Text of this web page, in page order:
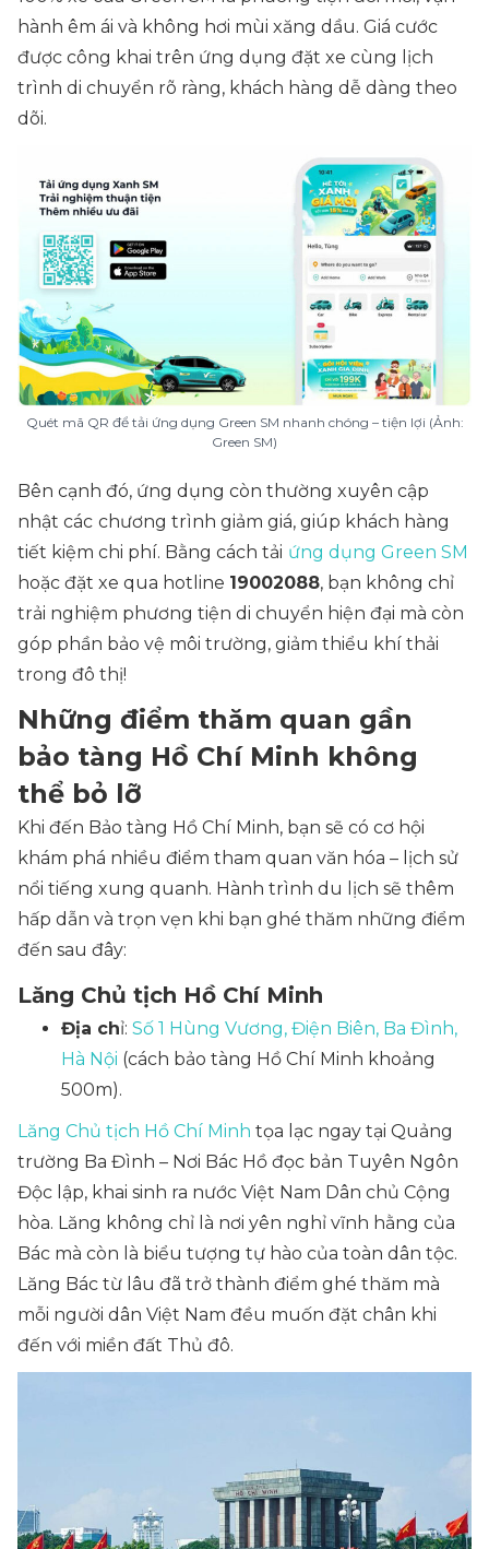
hành êm ái và không hơi mùi xăng dầu. Giá cước
được công khai trên ứng dụng đặt xe cùng lịch
trình di chuyển rõ ràng, khách hàng dễ dàng theo
dõi.
Quét mã QR để tải ứng dụng Green SM nhanh chóng – tiện lợi (Ảnh:
Green SM)
Bên cạnh đó, ứng dụng còn thường xuyên cập
nhật các chương trình giảm giá, giúp khách hàng
tiết kiệm chi phí. Bằng cách tải ứng dụng Green SM
hoặc đặt xe qua hotline 19002088, bạn không chỉ
trải nghiệm phương tiện di chuyển hiện đại mà còn
góp phần bảo vệ môi trường, giảm thiểu khí thải
trong đô thị!
Những điểm thăm quan gần
bảo tàng Hồ Chí Minh không
thể bỏ lỡ
Khi đến Bảo tàng Hồ Chí Minh, bạn sẽ có cơ hội
khám phá nhiều điểm tham quan văn hóa – lịch sử
nổi tiếng xung quanh. Hành trình du lịch sẽ thêm
hấp dẫn và trọn vẹn khi bạn ghé thăm những điểm
đến sau đây:
Lăng Chủ tịch Hồ Chí Minh
Địa chỉ: Số 1 Hùng Vương, Điện Biên, Ba Đình,
Hà Nội (cách bảo tàng Hồ Chí Minh khoảng
500m).
Lăng Chủ tịch Hồ Chí Minh tọa lạc ngay tại Quảng
trường Ba Đình – Nơi Bác Hồ đọc bản Tuyên Ngôn
Độc lập, khai sinh ra nước Việt Nam Dân chủ Cộng
hòa. Lăng không chỉ là nơi yên nghỉ vĩnh hằng của
Bác mà còn là biểu tượng tự hào của toàn dân tộc.
Lăng Bác từ lâu đã trở thành điểm ghé thăm mà
mỗi người dân Việt Nam đều muốn đặt chân khi
đến với miền đất Thủ đô.